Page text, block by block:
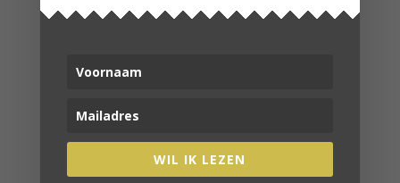
Art by Jessica
WIL IK LEZEN